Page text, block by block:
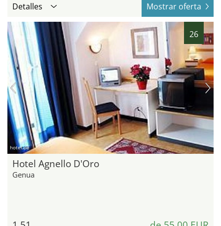
Detalles Mostrar oferta
26
hotel.de
Hotel Agnello D'Oro
Genua